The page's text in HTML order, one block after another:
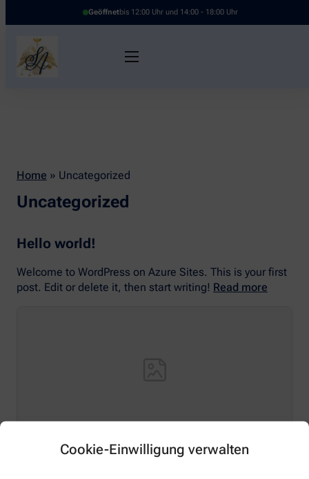
Cookie-Einwilligung verwalten
Geöffnetbis 12:00 Uhr und 14:00 - 18:00 Uhr
Home » Uncategorized
Uncategorized
Hello world!
Welcome to WordPress on Azure Sites. This is your first
post. Edit or delete it, then start writing! Read more